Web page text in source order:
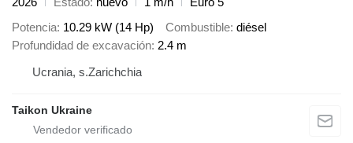
Potencia 10.29 kW (14 Hp) Combustible diésel
Profundidad de excavación 2.4 m
Ucrania, s.Zarichchia
Taikon Ukraine